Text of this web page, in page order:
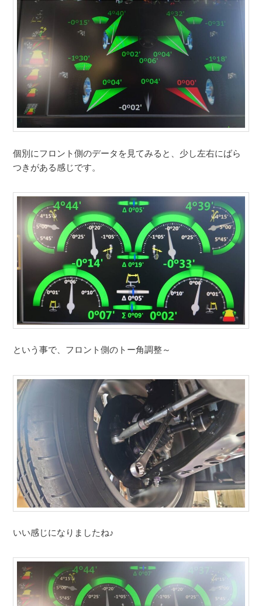
個別にフロント側のデータを見てみると、少し左右にばら
つきがある感じです。
という事で、フロント側のトー角調整～
いい感じになりましたね♪